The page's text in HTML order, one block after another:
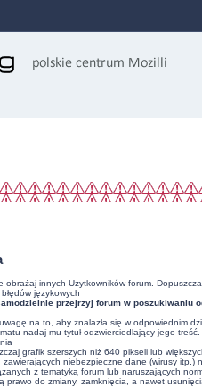
obrażaj innych Użytkowników forum.
błędów językowych
przejrzyj forum w
na to, aby znalazła się w odpowiednim
nadaj mu tytuł odzwierciedlający jego treść.
grafik szerszych niż 640 pikseli lub
niebezpieczne dane (wirusy itp.)
z tematyką forum lub naruszających
prawo do zmiany, zamknięcia, a nawet